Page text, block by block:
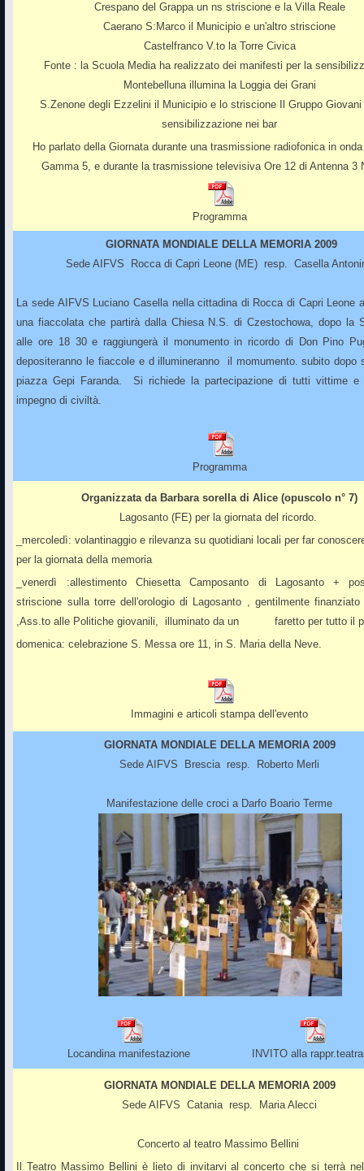
Crespano del Grappa un ns striscione e la Villa Reale
Caerano S:Marco il Municipio e un'altro striscione
Castelfranco V.to la Torre Civica
Fonte : la Scuola Media ha realizzato dei manifesti per la
Montebelluna illumina la Loggia dei Grani
S.Zenone degli Ezzelini il Municipio e lo striscione Il Gruppo Giovani
sensibilizzazione nei bar
Ho parlato della Giornata durante una trasmissione radiofonica in
Gamma 5, e durante la trasmissione televisiva Ore 12 di Antenna 3
Programma
GIORNATA MONDIALE DELLA MEMORIA 2009
Sede AIFVS Rocca di Capri Leone (ME) resp. Casella
La sede AIFVS Luciano Casella nella cittadina di Rocca di Capri Leone
una fiaccolata che partirà dalla Chiesa N.S. di Czestochowa, dopo la
alle ore 18 30 e raggiungerà il monumento in ricordo di Don Pino
depositeranno le fiaccole e d illumineranno il momumento. subito dopo
piazza Gepi Faranda. Si richiede la partecipazione di tutti vittime e
impegno di civiltà.
Programma
Organizzata da Barbara sorella di Alice (opuscolo n° 7)
Lagosanto (FE) per la giornata del ricordo.
_mercoledì: volantinaggio e rilevanza su quotidiani locali per far
per la giornata della memoria
_venerdì :allestimento Chiesetta Camposanto di Lagosanto +
striscione sulla torre dell'orologio di Lagosanto , gentilmente finanziato
,Ass.to alle Politiche giovanili, illuminato da un faretto per tutto il
domenica: celebrazione S. Messa ore 11, in S. Maria della Neve.
Immagini e articoli stampa dell'evento
GIORNATA MONDIALE DELLA MEMORIA 2009
Sede AIFVS Brescia resp. Roberto Merli
Manifestazione delle croci a Darfo Boario Terme
Locandina manifestazione INVITO alla
GIORNATA MONDIALE DELLA MEMORIA 2009
Sede AIFVS Catania resp. Maria Alecci
Concerto al teatro Massimo Bellini
Il Teatro Massimo Bellini è lieto di invitarvi al concerto che si terrà